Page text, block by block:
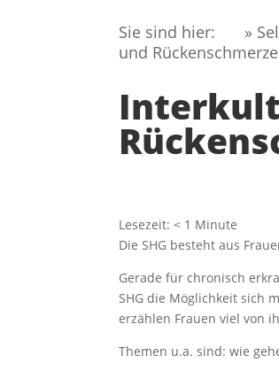
Sie sind hier: »
und
Lesezeit: < 1 Minute
Die SHG besteht aus
Gerade für chronisch
SHG die Möglichkeit sich
erzählen Frauen viel von
Themen u.a. sind: wie